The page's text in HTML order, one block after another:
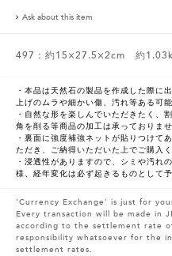
Ask about this item
497：約15×27.5×2cm 約
・本品は天然石の製品を作成した際に
上げのムラや細かい傷、汚れ等ある可
・自然な形を楽しんでいただきたく、
角を削る等商品の加工は承っておりま
・裏面に強度補強ネットが貼りつけて
ただき、ご納得いただいた上でご購入く
・浸透性がありますので、シミや汚れ
様、経年変化は必ず起きるものとして
'Currency Exchange' is just for
Every transaction will be made in
according to the settlement rate
responsibility whatsoever for the
settlement rates.